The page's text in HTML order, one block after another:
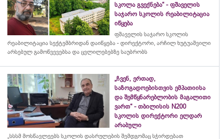
სკოლა გვექნება“ - ფშაველის
საჯარო სკოლის რეაბილიტაცია
იწყება
ფშაველის საჯარო სკოლის
რეაბილიტაცია სექტემბრიდან დაიწყება - დირექტორი, არჩილ ხუტუაშვილი
არსებულ გამოწვევებსა და ცვლილებებზე საუბრობს
„ჩვენ, ერთად,
საზოგადოებისთვის ემპათიისა
და შემწყნარებლობის მაგალითი
ვართ“ - თბილისის N200
სკოლის დირექტორი ელდარ
არაბული
„სსსმ მოსწავლეებს სკოლის დასრულების შემდგომაც სჭირდებათ